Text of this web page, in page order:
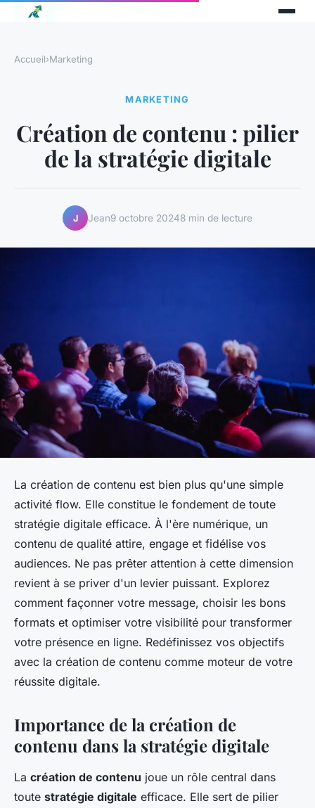
Accueil›Marketing
MARKETING
Création de contenu : pilier
de la stratégie digitale
J Jean9 octobre 20248 min de lecture
La création de contenu est bien plus qu'une simple
activité flow. Elle constitue le fondement de toute
stratégie digitale efficace. À l'ère numérique, un
contenu de qualité attire, engage et fidélise vos
audiences. Ne pas prêter attention à cette dimension
revient à se priver d'un levier puissant. Explorez
comment façonner votre message, choisir les bons
formats et optimiser votre visibilité pour transformer
votre présence en ligne. Redéfinissez vos objectifs
avec la création de contenu comme moteur de votre
réussite digitale.
Importance de la création de
contenu dans la stratégie digitale
La création de contenu joue un rôle central dans
toute stratégie digitale efficace. Elle sert de pilier